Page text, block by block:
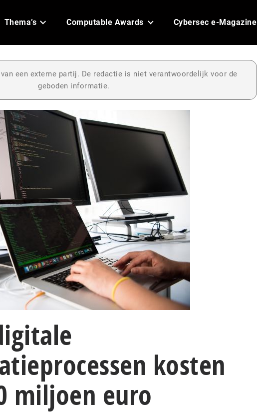
Thema’s Computable Awards Cybersec e-Magazine
een externe partij. De redactie is niet verantwoordelijk voor de
geboden informatie.
kosten
miljoen euro